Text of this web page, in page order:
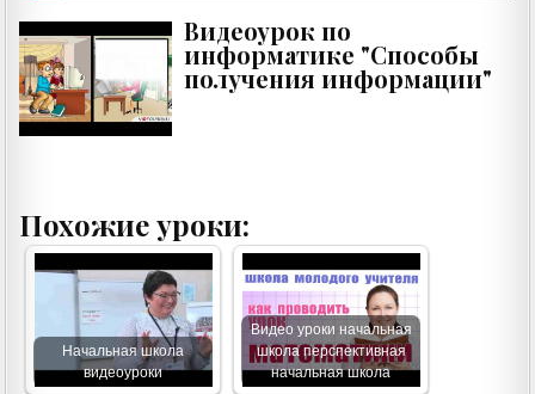
Видеоурок по
информатике "Способы
получения информации"
Похожие уроки:
Начальная школа
видеоуроки
Видео уроки начальная
школа перспективная
начальная школа